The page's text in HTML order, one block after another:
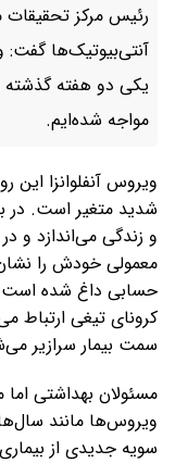
رئیس مرکز
آنتی‌بیوتیک‌ها گفت:
یکی دو هفته گذشته
مواجه شده‌ایم.
ویروس آنفلوانزا این
شدید متغیر است. در
و زندگی می‌اندازد و
معمولی خودش را
حسابی داغ شده است.
کرونای تیغی
سمت بیمار سرازیر
مسئولان بهداشتی
ویروس‌ها مانند
سویه جدیدی از